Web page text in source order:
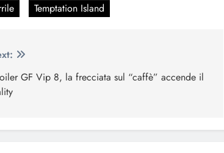
Temptation Island
GF Vip 8, la frecciata sul “caffè” accende il